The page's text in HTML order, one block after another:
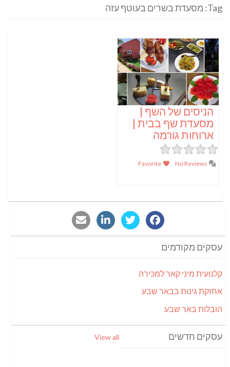
Tag: מסעדת בשרים בעוטף עזה
הניסים של השף |
מסעדת שף בבית |
ארוחות גורמה
עסקים מקודמים
קלנועית מיני קאר למכירה
אחזקת גינות בבאר שבע
הובלות באר שבע
עסקים חדשים View all